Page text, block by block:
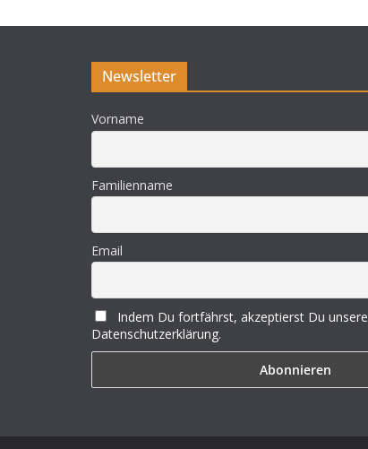
Newsletter
Vorname
Familienname
Email
Indem Du fortfährst, akzeptierst Du unsere
Datenschutzerklärung.